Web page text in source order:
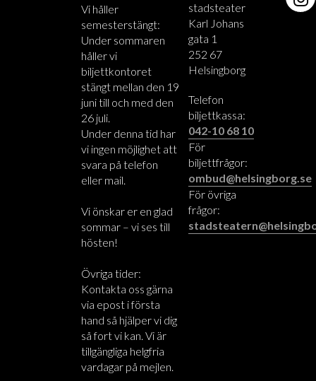
Vi håller
semesterstängt:
Under sommaren
håller vi
biljettkontoret
stängt mellan den 19
juni till och med den
26 juli.
Under denna tid har
vi ingen möjlighet att
svara på telefon
eller mail.
Vi önskar er en glad
sommar – vi ses till
hösten!
Övriga tider:
Kontakta oss gärna
via epost i första
hand så hjälper vi dig
så fort vi kan. Vi är
tillgängliga helgfria
vardagar på mejlen.
stadsteater
Karl Johans
gata 1
252 67
Helsingborg
Telefon
biljettkassa:
042-10 68 10
För
biljettfrågor:
ombud@helsingborg.se
För övriga
frågor: